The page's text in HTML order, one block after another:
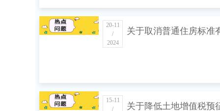
20-11
/
2024
关于取消普通住房标准
15-11
/
关于降低土地增值税预